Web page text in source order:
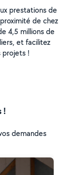
prestations de
de chez
4,5 millions de
et facilitez
projets !
!
demandes